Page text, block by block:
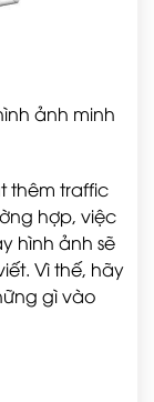
ảnh minh
thêm traffic
hợp, việc
hình ảnh sẽ
Vì thế, hãy
gì vào